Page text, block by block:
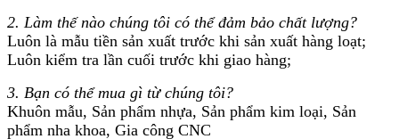
2. Làm thế nào chúng tôi có thể đảm bảo chất lượng?
Luôn là mẫu tiền sản xuất trước khi sản xuất hàng loạt;
Luôn kiểm tra lần cuối trước khi giao hàng;
3. Bạn có thể mua gì từ chúng tôi?
Khuôn mẫu, Sản phẩm nhựa, Sản phẩm kim loại, Sản
phẩm nha khoa, Gia công CNC